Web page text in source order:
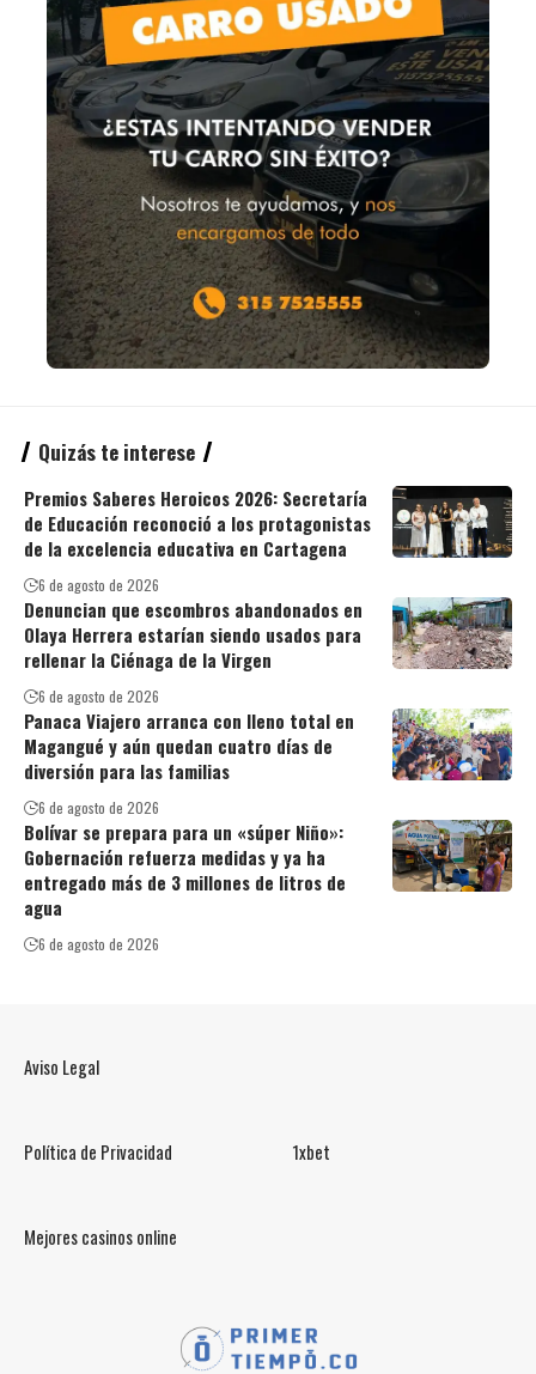
Quizás te interese
Premios Saberes Heroicos 2026: Secretaría
de Educación reconoció a los protagonistas
de la excelencia educativa en Cartagena
6 de agosto de 2026
Denuncian que escombros abandonados en
Olaya Herrera estarían siendo usados para
rellenar la Ciénaga de la Virgen
6 de agosto de 2026
Panaca Viajero arranca con lleno total en
Magangué y aún quedan cuatro días de
diversión para las familias
6 de agosto de 2026
Bolívar se prepara para un «súper Niño»:
Gobernación refuerza medidas y ya ha
entregado más de 3 millones de litros de
agua
6 de agosto de 2026
Aviso Legal
Política de Privacidad 1xbet
Mejores casinos online